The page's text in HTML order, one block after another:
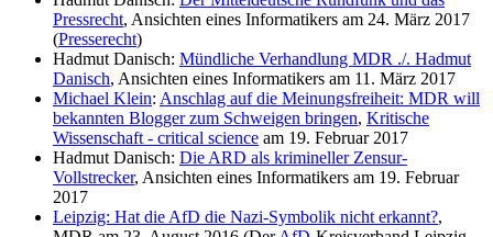
Pressrecht, Ansichten eines Informatikers am 24. März 2017
(Presserecht)
Hadmut Danisch: Mündliche Verhandlung MDR ./. Hadmut
Danisch, Ansichten eines Informatikers am 11. März 2017
Michael Klein: Anschlag auf die Meinungsfreiheit: MDR will
bekannten Blogger zum Schweigen bringen, Kritische
Wissenschaft - critical science am 19. Februar 2017
Hadmut Danisch: Die ARD als krimineller Zensur-
Vollstrecker, Ansichten eines Informatikers am 19. Februar
2017
Leipzig: Hat die AfD die Nazi-Symbolik nicht erkannt?,